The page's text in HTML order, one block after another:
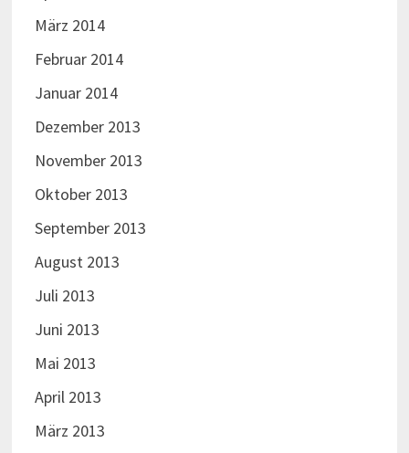
März 2014
Februar 2014
Januar 2014
Dezember 2013
November 2013
Oktober 2013
September 2013
August 2013
Juli 2013
Juni 2013
Mai 2013
April 2013
März 2013